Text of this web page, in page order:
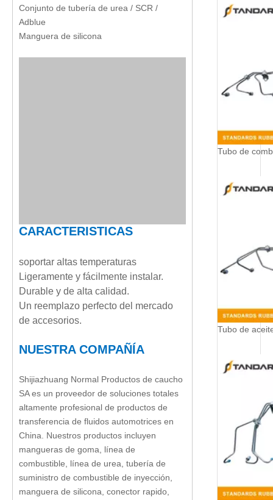
Conjunto de tubería de urea / SCR /
Adblue
Manguera de silicona
CARACTERISTICAS
soportar altas temperaturas
Ligeramente y fácilmente instalar.
Durable y de alta calidad.
Un reemplazo perfecto del mercado
de accesorios.
NUESTRA COMPAÑÍA
Shijiazhuang Normal Productos de caucho
SA es un proveedor de soluciones totales
altamente profesional de productos de
transferencia de fluidos automotrices en
China. Nuestros productos incluyen
mangueras de goma, línea de
combustible, línea de urea, tubería de
suministro de combustible de inyección,
manguera de silicona, conector rapido,